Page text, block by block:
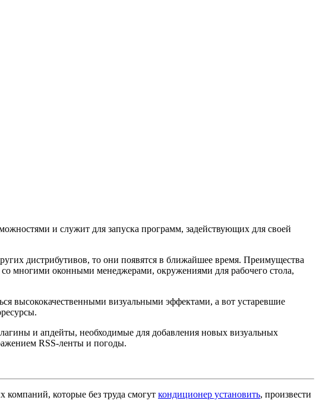
и служит для запуска программ, задействующих для своей
дистрибутивов, то они появятся в ближайшее время. Преимущества
многими оконными менеджерами, окружениями для рабочего стола,
высококачественными визуальными эффектами, а вот устаревшие
и апдейты, необходимые для добавления новых визуальных
RSS-ленты и погоды.
которые без труда смогут кондиционер установить, произвести